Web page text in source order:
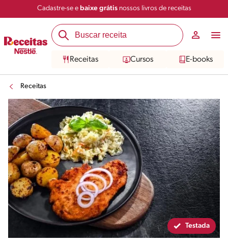
Cadastre-se e baixe grátisnossos livros de receitas
Receitas Cursos E-books
Receitas
Salvar Compartilhar
Testada